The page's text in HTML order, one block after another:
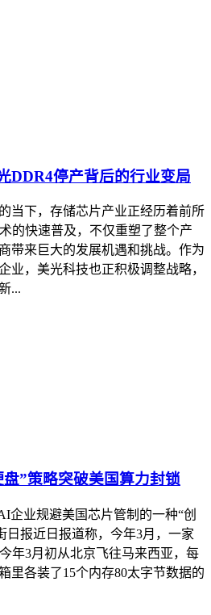
DDR4停产背后的行业变局
当下，存储芯片产业正经历着前所
的快速普及，不仅重塑了整个产
带来巨大的发展机遇和挑战。作为
业，美光科技也正积极调整战略，
...
”策略突破美国算力封锁
企业规避美国芯片管制的一种“创
日报近日报道称，今年3月，一家
年3月初从北京飞往马来西亚，每
里各装了15个内存80太字节数据的